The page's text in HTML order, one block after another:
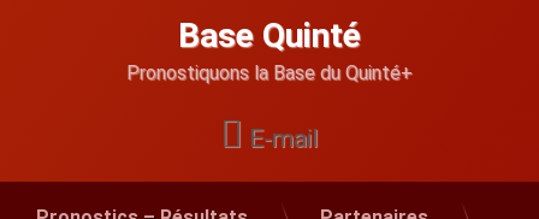
Base Quinté
Pronostiquons la Base du Quinté+
E-mail